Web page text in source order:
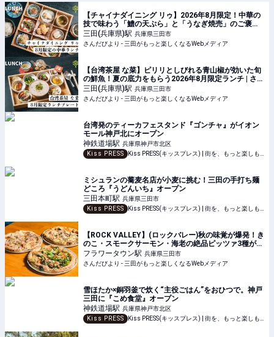
【チャイナダイニング リゥ】2026年8月限定！中華の
技で味わう「鱧の天ぷら」と「うなぎ焼売」のご褒美
ランチ | さんだびより - 三田がもっと楽しくなるWeb
メディア
三田(兵庫県)駅 兵庫県三田市
さんだびより - 三田がもっと楽しくなるWebメディア
【台湾茶屋 な菜】ピリリとしびれる青山椒が効いた旬
の鮮魚！夏の底力をもらう2026年8月限定ランチ | さん
だびより - 三田がもっと楽しくなるWebメディア
三田(兵庫県)駅 兵庫県三田市
さんだびより - 三田がもっと楽しくなるWebメディア
台湾発のティーカフェスタンド『ゴンチャ』がイオン
モール神戸北にオープン
神鉄道場駅 兵庫県神戸市北区
Kiss PRESS
ミシュランの蕎麦名店が小麦に挑む！三田の手打ち麺
どころ『うどんいち』オープン
三田本町駅 兵庫県三田市
Kiss PRESS
【ROCK VALLEY】(ロックバレー)秋の味覚が爆発！き
のこ・スモークサーモン・海老の絶品ピッツァ3種が登
場♪ | さんだびより - 三田がもっと楽しくなるWebメデ
ィア
フラワータウン駅 兵庫県三田市
さんだびより - 三田がもっと楽しくなるWebメディア
雪ほたか×銅羽釜で炊く“主役ごはん”をおひつで。神戸
三田に『こめ食堂』オープン
神鉄道場駅 兵庫県神戸市北区
Kiss PRESS